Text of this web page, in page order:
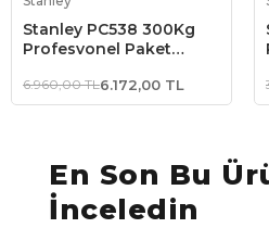
Stanley PC538 300Kg
Profesyonel Paket
6.960,00 TL6.172,00 TL
En Son Bu
İnceledin